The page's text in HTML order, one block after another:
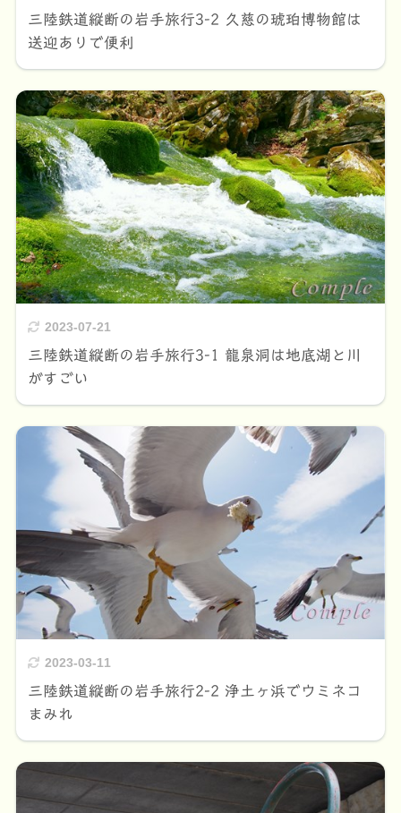
三陸鉄道縦断の岩手旅行3-2 久慈の琥珀博物館は
送迎ありで便利
2023-07-21
三陸鉄道縦断の岩手旅行3-1 龍泉洞は地底湖と川
がすごい
2023-03-11
三陸鉄道縦断の岩手旅行2-2 浄土ヶ浜でウミネコ
まみれ